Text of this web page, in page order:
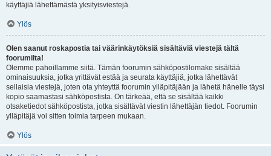
käyttäjiä lähettämästä yksityisviestejä.
Ylös
Olen saanut roskapostia tai väärinkäytöksiä sisältäviä viestejä tältä
foorumilta!
Olemme pahoillamme siitä. Tämän foorumin sähköpostilomake sisältää
ominaisuuksia, jotka yrittävät estää ja seurata käyttäjiä, jotka lähettävät
sellaisia viestejä, joten ota yhteyttä foorumin ylläpitäjään ja lähetä hänelle täysi
kopio saamastasi sähköpostista. On tärkeää, että se sisältää kaikki
otsaketiedot sähköpostista, jotka sisältävät viestin lähettäjän tiedot. Foorumin
ylläpitäjä voi sitten toimia tarpeen mukaan.
Ylös